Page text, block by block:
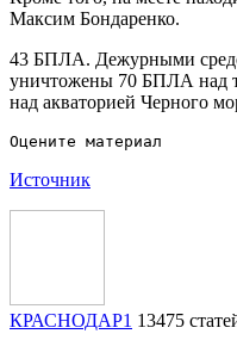
Максим Бондаренко.
43 БПЛА. Дежурными
уничтожены 70 БПЛА над
над акваторией Черного
Источник
КРАСНОДАР1 13475